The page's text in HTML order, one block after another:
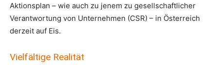
Aktionsplan – wie auch zu jenem zu gesellschaftlicher
Verantwortung von Unternehmen (CSR) – in Österreich
derzeit auf Eis.
Vielfältige Realität